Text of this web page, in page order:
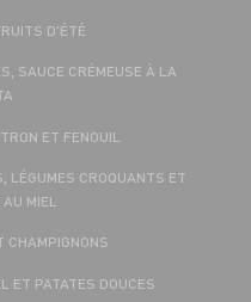
D'ÉTÉ
SAUCE CRÉMEUSE À LA
ET FENOUIL
LÉGUMES CROQUANTS ET
MIEL
CHAMPIGNONS
ET PATATES DOUCES